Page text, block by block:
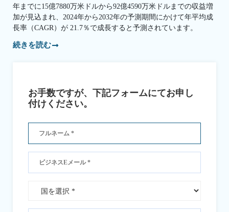
年までに15億7880万米ドルから92億4590万米ドルまでの収益増
加が見込まれ、2024年から2032年の予測期間にかけて年平均成
長率（CAGR）が 21.7％で成長すると予測されています。
続きを読む
お手数ですが、下記フォームにてお申し
付けください。